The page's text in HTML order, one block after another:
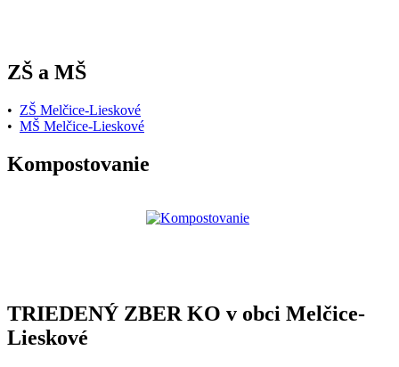
ZŠ a MŠ
• ZŠ Melčice-Lieskové
• MŠ Melčice-Lieskové
Kompostovanie
TRIEDENÝ ZBER KO v obci Melčice-
Lieskové